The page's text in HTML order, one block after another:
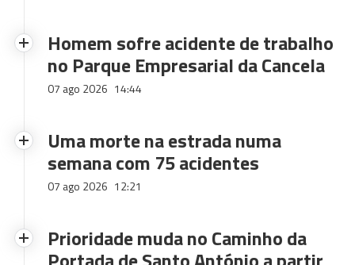
Homem sofre acidente de trabalho
no Parque Empresarial da Cancela
07 ago 2026 14:44
Uma morte na estrada numa
semana com 75 acidentes
07 ago 2026 12:21
Prioridade muda no Caminho da